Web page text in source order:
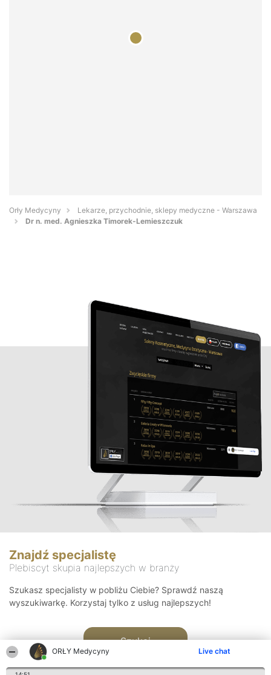
ORŁY Medycyny Live chat
Orły Medycyny
Lekarze, przychodnie, sklepy medyczne - Warszawa
Dr n. med. Agnieszka Timorek-Lemieszczuk
Znajdź specjalistę
Plebiscyt skupia najlepszych w branży
Szukasz specjalisty w pobliżu Ciebie? Sprawdź naszą
wyszukiwarkę. Korzystaj tylko z usług najlepszych!
Szukaj